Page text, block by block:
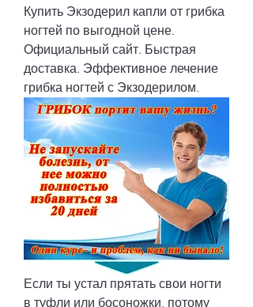
Купить Экзодерил капли от грибка
ногтей по выгодной цене.
Официальный сайт. Быстрая
доставка. Эффективное лечение
грибка ногтей с Экзодерилом.
Если ты устал прятать свои ногти
в туфли или босоножки, потому